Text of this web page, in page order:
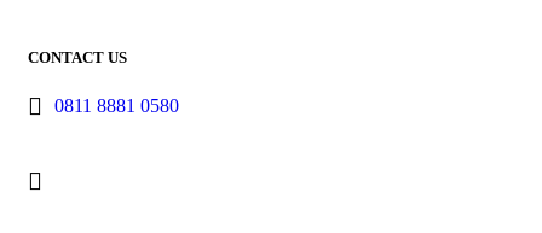
CONTACT US
0811 8881 0580